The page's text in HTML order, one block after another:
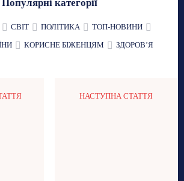
Популярні категорії
СВІТ ПОЛІТИКА
ТОП-НОВИНИ
КОРИСНЕ БІЖЕНЦЯМ ЗДОРОВʼЯ
НАСТУПНА СТАТТЯ